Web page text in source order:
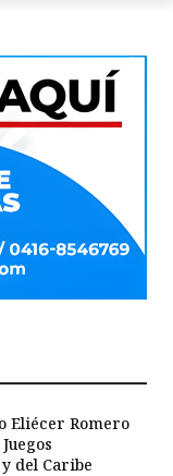
Eliécer Romero
del Caribe